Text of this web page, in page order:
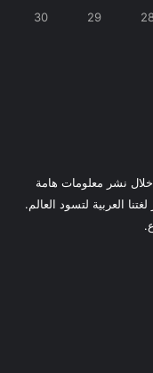
28
29
30
نشر معلومات هامة
العربية لتسود العالم.